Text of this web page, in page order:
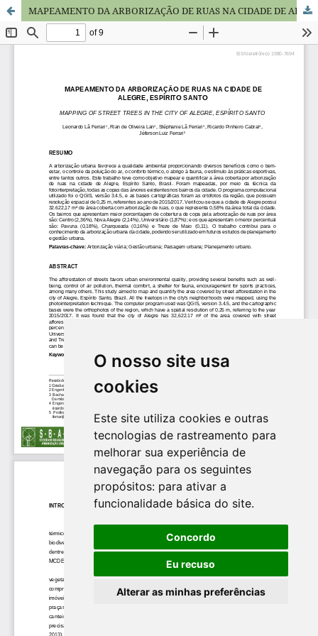
O nosso site usa
cookies
Este site utiliza cookies e outras
tecnologias de rastreamento para
melhorar sua experiência de
navegação para os seguintes
propósitos: para ativar a
funcionalidade básica do site.
Concordo
Eu recuso
Alterar as minhas preferências
MAPEAMENTO DA ARBORIZAÇÃO DE RUAS NA CIDADE DE ALEGRE, ESPÍRITO SANTO